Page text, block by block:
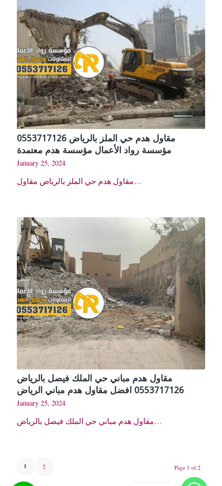
مقاول هدم حي الملز بالرياض 0553717126
مؤسسة رواد الأعمال مؤسسة هدم معتمدة
January 25, 2024
مقاول هدم حي الملز بالرياض مقاول…
مقاول هدم مباني حي الملك فيصل بالرياض
0553717126 افضل مقاول هدم مباني الرياض
January 25, 2024
مقاول هدم مباني حي الملك فيصل بالرياض…
Page 1 of 2
1 2